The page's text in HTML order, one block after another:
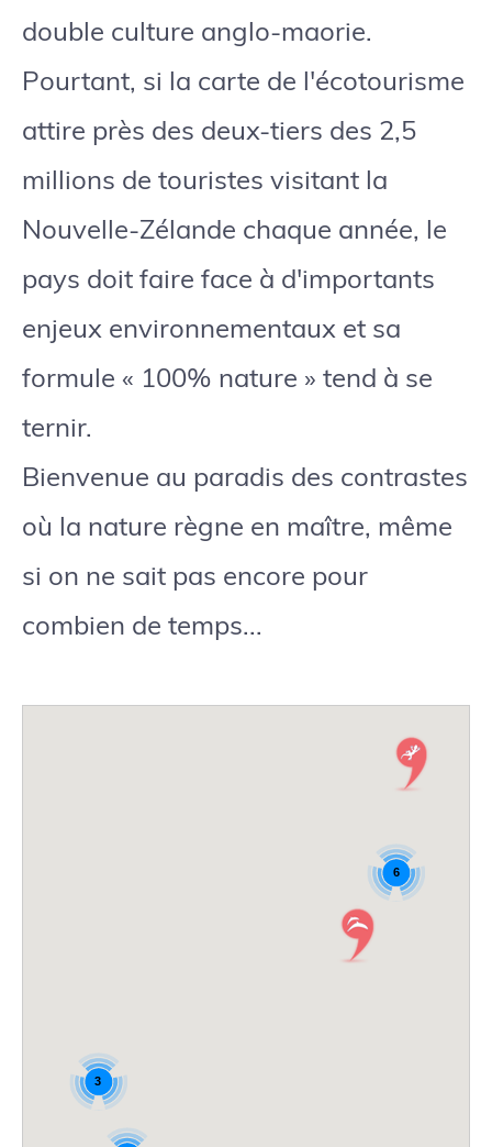
double culture anglo-maorie.
Pourtant, si la carte de l'écotourisme
attire près des deux-tiers des 2,5
millions de touristes visitant la
Nouvelle-Zélande chaque année, le
pays doit faire face à d'importants
enjeux environnementaux et sa
formule « 100% nature » tend à se
ternir.
Bienvenue au paradis des contrastes
où la nature règne en maître, même
si on ne sait pas encore pour
combien de temps...
3
6